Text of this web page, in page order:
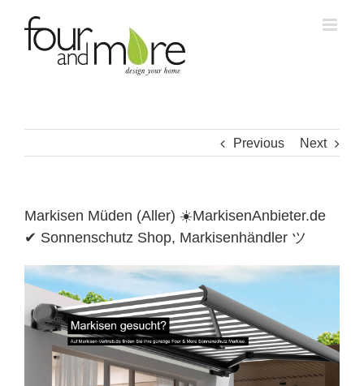
content
Previous Next
Markisen Müden (Aller) ☀️MarkisenAnbieter.de
✔ Sonnenschutz Shop, Markisenhändler ツ